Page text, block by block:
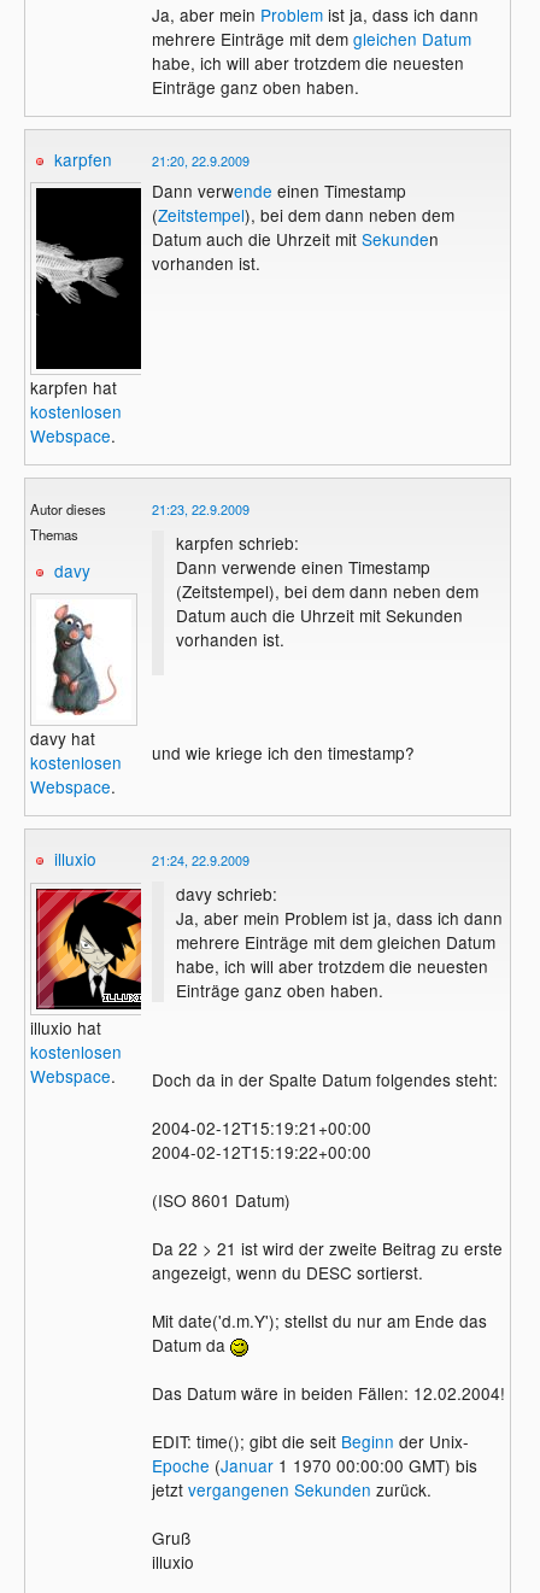
illuxio
Ja, aber mein Problemist ja, dass ich dann
mehrere Einträge mit dem gleichen Datum
habe, ich will aber trotzdem die neuesten
Einträge ganz oben haben.
karpfen
karpfen hat
kostenlosen
Webspace.
21:20, 22.9.2009
Dann verwende einen Timestamp
(Zeitstempel), bei dem dann neben dem
Datum auch die Uhrzeit mit Sekunden
vorhanden ist.
Autor dieses
Themas
davy
davy hat
kostenlosen
Webspace.
21:23, 22.9.2009
karpfen schrieb:
Dann verwende einen Timestamp
(Zeitstempel), bei dem dann neben dem
Datum auch die Uhrzeit mit Sekunden
vorhanden ist.
und wie kriege ich den timestamp?
illuxio
illuxio hat
kostenlosen
Webspace.
21:24, 22.9.2009
davy schrieb:
Ja, aber mein Problem ist ja, dass ich dann
mehrere Einträge mit dem gleichen Datum
habe, ich will aber trotzdem die neuesten
Einträge ganz oben haben.
Doch da in der Spalte Datum folgendes steht:
2004-02-12T15:19:21+00:00
2004-02-12T15:19:22+00:00
(ISO 8601 Datum)
Da 22 > 21 ist wird der zweite Beitrag zu erste
angezeigt, wenn du DESC sortierst.
Mit date('d.m.Y'); stellst du nur am Ende das
Datum da
Das Datum wäre in beiden Fällen: 12.02.2004!
EDIT: time(); gibt die seit Beginn der Unix-
Epoche (Januar1 1970 00:00:00 GMT) bis
jetzt vergangenen Sekunden zurück.
Gruß
illuxio